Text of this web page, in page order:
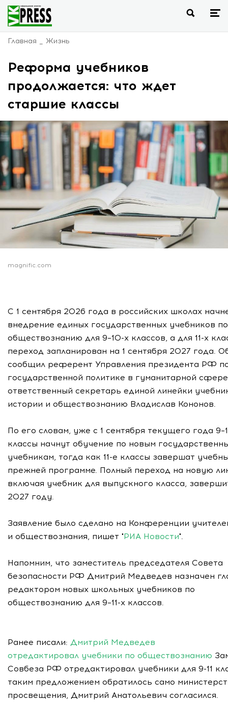
Главная Жизнь
Реформа учебников
продолжается: что ждет
старшие классы
magnific.com
С 1 сентября 2026 года в российских школах
внедрение единых государственных учебников по
обществознанию для 9–10-х классов, а для 11-х
переход запланирован на 1 сентября 2027 года.
сообщил референт Управления президента РФ
государственной политике в гуманитарной
ответственный секретарь единой линейки
истории и обществознанию Владислав Кононов.
По его словам, уже с 1 сентября текущего года
классы начнут обучение по новым
учебникам, тогда как 11-е классы завершат
прежней программе. Полный переход на новую
включая учебник для выпускного класса,
2027 году.
Заявление было сделано на Конференции
и обществознания, пишет "РИА Новости".
Напомним, что заместитель председателя Совета
безопасности РФ Дмитрий Медведев назначен
редактором новых школьных учебников по
обществознанию для 9–11-х классов.
Ранее писали: Дмитрий Медведев
отредактировал учебники по обществознанию
Совбеза РФ отредактировал учебники для 9-11
таким предложением обратилось само
просвещения, Дмитрий Анатольевич согласился.